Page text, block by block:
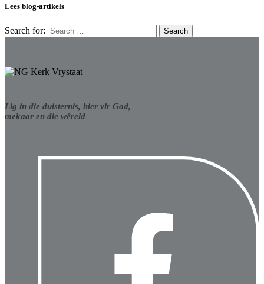
Lees blog-artikels
Search for:
Lig in die duisternis, hier vir God,
mekaar en die wêreld